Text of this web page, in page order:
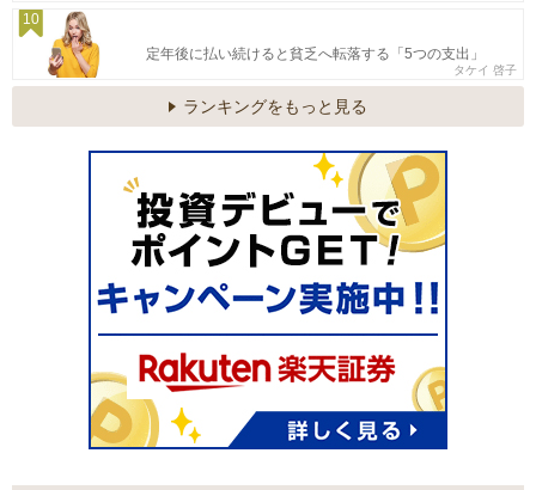
10
定年後に払い続けると貧乏へ転落する「5つの支出」
タケイ 啓子
ランキングをもっと見る